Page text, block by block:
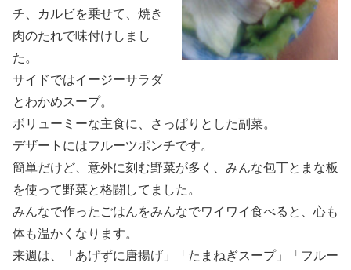
チ、カルビを乗せて、焼き
肉のたれで味付けしまし
た。
サイドではイージーサラダ
とわかめスープ。
ボリューミーな主食に、さっぱりとした副菜。
デザートにはフルーツポンチです。
簡単だけど、意外に刻む野菜が多く、みんな包丁とまな板
を使って野菜と格闘してました。
みんなで作ったごはんをみんなでワイワイ食べると、心も
体も温かくなります。
来週は、「あげずに唐揚げ」「たまねぎスープ」「フルー